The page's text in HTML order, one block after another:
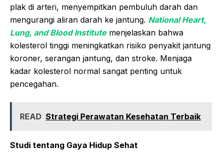
plak di arteri, menyempitkan pembuluh darah dan
mengurangi aliran darah ke jantung. National Heart,
Lung, and Blood Institutemenjelaskan bahwa
kolesterol tinggi meningkatkan risiko penyakit jantung
koroner, serangan jantung, dan stroke. Menjaga
kadar kolesterol normal sangat penting untuk
pencegahan.
READ Strategi Perawatan Kesehatan Terbaik
Studi tentang Gaya Hidup Sehat